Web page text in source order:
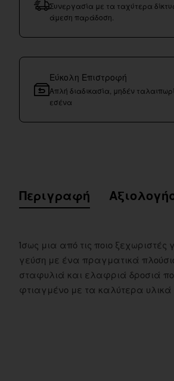
Συνεργασία με τα ταχύτερα
άμεση παράδοση.
Εύκολη Επιστροφή
Απλή διαδικασία, μηδέν
εσένα
Περιγραφή
Ίσως μια από τις ποιο ξεχωριστές
γεύση με ένα πραγματικά
σταφυλιά και ελαφριά δροσιά
φτιαγμένο με τα καλύτερα υλικά